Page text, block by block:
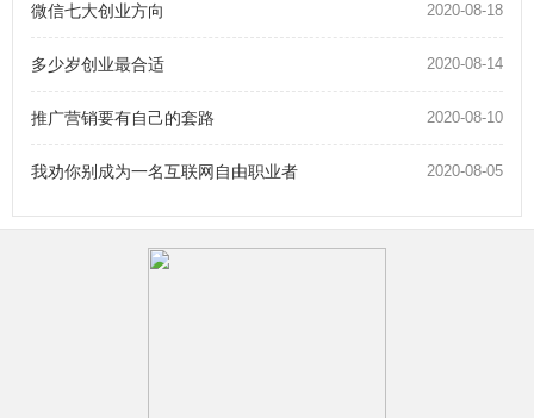
2020-08-18
微信七大创业方向
2020-08-14
多少岁创业最合适
2020-08-10
推广营销要有自己的套路
2020-08-05
我劝你别成为一名互联网自由职业者